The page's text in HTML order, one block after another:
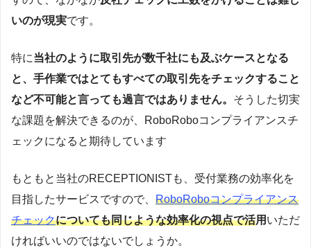
いのが現実です。
特に当社のように取引先が数千社にも及ぶケースとなる
と、手作業ではとてもすべての取引先をチェックすること
など不可能と言っても過言ではありません。 そうした切実
な課題を解決できるのが、RoboRoboコンプライアンスチ
ェックになると期待しています
もともと当社のRECEPTIONISTも、受付業務の効率化を
目指したサービスですので、 RoboRoboコンプライアンス
チェックについても同じような効率化の視点で活用 いただ
ければいいのではないでしょうか。